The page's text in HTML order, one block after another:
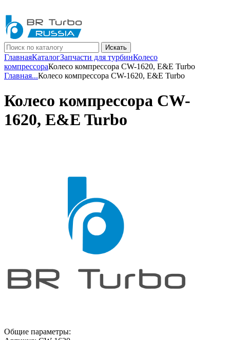
Искать
ГлавнаяКаталогЗапчасти для турбинКолесо
компрессораКолесо компрессора CW-1620, E&E Turbo
Главная...Колесо компрессора CW-1620, E&E Turbo
Колесо компрессора CW-
1620, E&E Turbo
Общие параметры: